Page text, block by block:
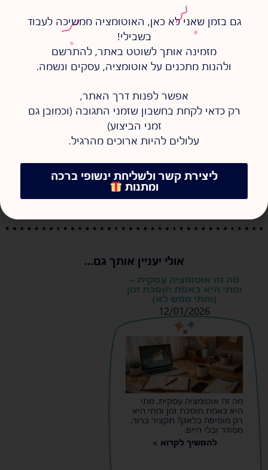
ספרי לי עוד על...
אוטומציה,מושג אוטומטי
אולי יעניין אותך גם...
מה זה אוטומציה עסקית –
ומתי היא באמת חוסכת זמן
(ומתי ממש לא)
12/01/2026
s
s
מה זה אוטומציה עסקית, מתי
היא באמת חוסכת זמן ומתי היא
רק מוסיפה בלאגן? תקציר ברור,
מסודר ובלי הייפ.
להמשיך לקרוא >
גם בזמן שאני לא כאן, האוטומציה ממשיכה לעבוד
בשבילי!
מזמינה אותך לשוטט באתר, להתרשם
ולהנות מתכנים על אוטומציה, עסקים ונשמה.
אפשר לפנות דרך האתר,
רק כדאי לקחת בחשבון שזמני התגובה (וכמובן גם
זמני הביצוע)
עלולים להיות ארוכים מהרגיל.
ליצירת קשר ולשליחת ינשופי ברכה
ומתנות